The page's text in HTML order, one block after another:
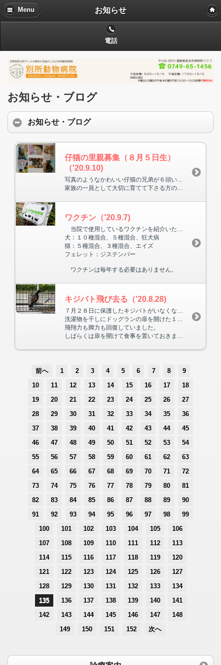
Menu お知らせ
電話
お知らせ・ブログ
お知らせ・ブログ
仔猫の里親募集（８月５日生）
（'20.9.10)
写真のようなかわいい仔猫の兄弟が６頭います。
家族の一員として大切に育てて下さる方の御連絡、お待ちしています。
ワクチン（'20.9.7)
犬：１０種混合、５種混合、狂犬病
猫：５種混合、３種混合、エイズ
フェレット：ジステンパー
ワクチンは毎年する必要はありません。
キジバト飛び去る（'20.8.28)
洗濯物を干しにドッグランの扉を開けた１０秒足らずの間でした。
飛翔力も脚力も回復していました。
しばらくは扉を開けて食事を置いておきますが、成鳥だったため２度と帰って来ないでしょう。
前へ 1 2 3 4 5 6 7 8
9
10
11 12 13 14 15 16 17
18
19
20 21 22 23 24 25 26
27
28
29 30 31 32 33 34 35
36
37
38 39 40 41 42 43 44
45
46
47 48 49 50 51 52 53
54
55
56 57 58 59 60 61 62
63
64
65 66 67 68 69 70 71
72
73
74 75 76 77 78 79 80
81
82
83 84 85 86 87 88 89
90
91
92 93 94 95 96 97 98
99
100
101 102 103 104 105
106
107
108 109 110 111 112
113
114
115 116 117 118 119
120
121
122 123 124 125 126
127
128
129 130 131 132 133
134
135
136 137 138 139 140
141
142
143 144 145 146 147
148
149
150 151 152 次へ